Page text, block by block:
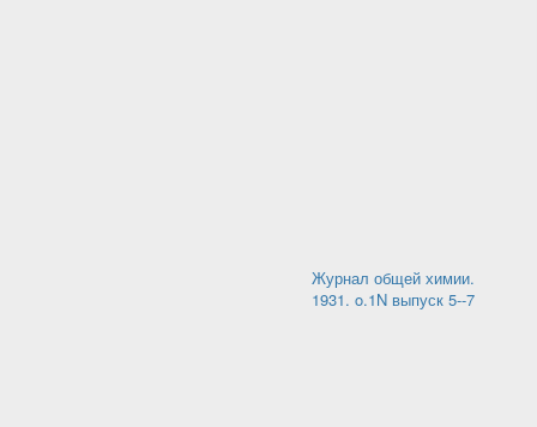
Журнал общей химии.
1931. o.1N выпуск 5--7